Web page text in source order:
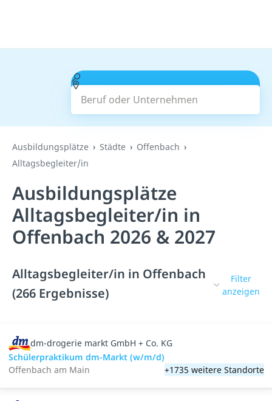
Beruf oder Unternehmen
Suchen
Ausbildungsplätze Städte
Offenbach
Alltagsbegleiter/in
Ausbildungsplätze
Alltagsbegleiter/in in
Offenbach 2026 & 2027
Alltagsbegleiter/in in Offenbach
(266 Ergebnisse)
Filter
anzeigen
dm-drogerie markt GmbH + Co. KG
Schülerpraktikum dm-Markt (w/m/d)
Offenbach am Main
+1735 weitere Standorte